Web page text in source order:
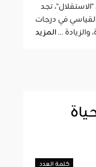
القياسي في درجات
والزيادة ...
كلمة العدد